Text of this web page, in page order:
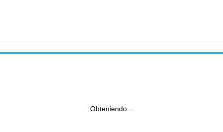
Obteniendo...